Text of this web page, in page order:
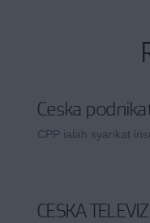
Ceska
CPP ialah syarikat
CESKA